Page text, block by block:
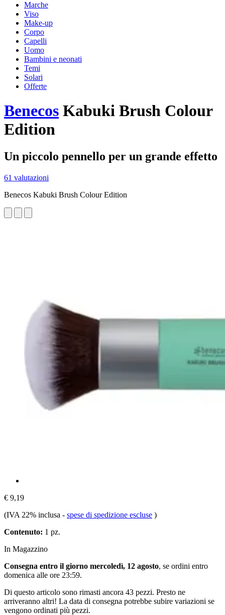
Marche
Viso
Make-up
Corpo
Capelli
Uomo
Bambini e neonati
Temi
Solari
Offerte
Benecos Kabuki Brush Colour
Edition
Un piccolo pennello per un grande effetto
61 valutazioni
Benecos Kabuki Brush Colour Edition
€ 9,19
(IVA 22% inclusa - spese di spedizione escluse )
Contenuto: 1 pz.
In Magazzino
Consegna entro il giorno mercoledì, 12 agosto, se ordini entro
domenica alle ore 23:59.
Di questo articolo sono rimasti ancora 43 pezzi. Presto ne
arriveranno altri! La data di consegna potrebbe subire variazioni se
vengono ordinati più pezzi.